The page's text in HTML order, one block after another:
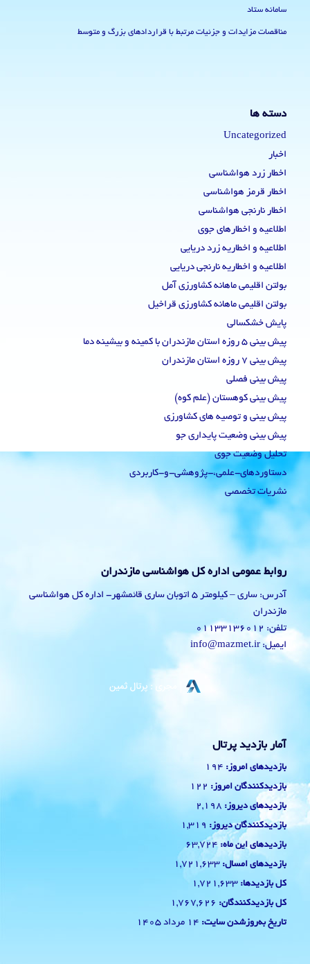
سامانه ستاد
مناقصات مزایدات و جزئیات مرتبط با قراردادهای بزرگ و متوسط
دسته ها
Uncategorized
اخبار
اخطار زرد هواشناسی
اخطار قرمز هواشناسی
اخطار نارنجی هواشناسی
اطلاعیه و اخطارهای جوی
اطلاعیه و اخطاریه زرد دریایی
اطلاعیه و اخطاریه نارنجی دریایی
بولتن اقلیمی ماهانه کشاورزی آمل
بولتن اقلیمی ماهانه کشاورزی قراخیل
پایش خشکسالی
پیش بینی 5 روزه استان مازندران با کمینه و بیشینه دما
پیش بینی 7 روزه استان مازندران
پیش بینی فصلی
پیش بینی کوهستان (علم کوه)
پیش بینی و توصیه های کشاورزی
پیش بینی وضعیت پایداری جو
تحلیل وضعیت جوی
دستاوردهای-علمی،-پژوهشی-و-کاربردی
نشریات تخصصی
روابط عمومی اداره کل هواشناسی مازندران
آدرس: ساری – کیلومتر 5 اتوبان ساری قائمشهر- اداره کل هواشناسی
مازندران
تلفن: 01133136012
ایمیل: info@mazmet.ir
آمار بازدید پرتال
بازدیدهای امروز: 194
بازدیدکنندگان امروز: 122
بازدیدهای دیروز: 2,198
بازدیدکنندگان دیروز: 1,319
بازدیدهای این ماه: 63,724
بازدیدهای امسال: 1,721,633
کل بازدیدها: 1,721,633
کل بازدیدکنند‌گان: 1,767,626
تاریخ به‌روزشدن سایت: 14 مرداد 1405